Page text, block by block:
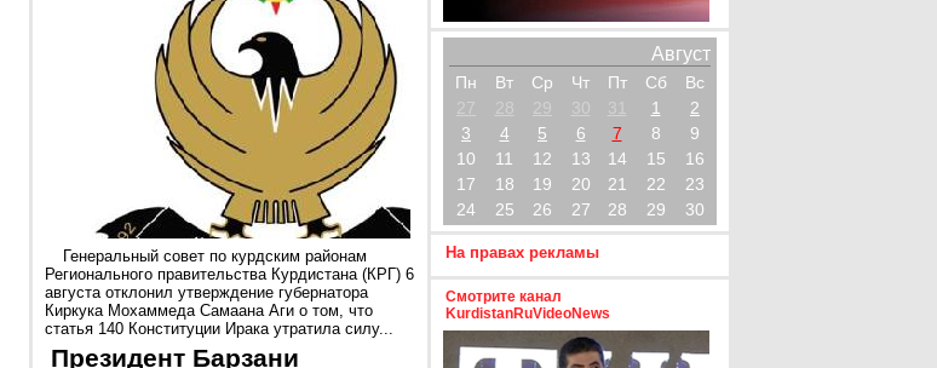
Генеральный совет по курдским районам
Регионального правительства Курдистана (КРГ) 6
августа отклонил утверждение губернатора
Киркука Мохаммеда Самаана Аги о том, что
статья 140 Конституции Ирака утратила силу...
Президент Барзани
Август
Пн Вт Ср Чт Пт Сб
Вс
27
28 29 30 31 1
2
3
4 5 6 7 8
9
10
11 12 13 14 15
16
17
18 19 20 21 22
23
24
25 26 27 28 29 30
На правах рекламы
Смотрите канал
KurdistanRuVideoNews